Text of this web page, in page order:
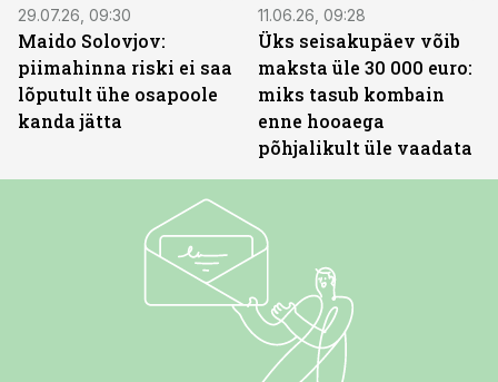
29.07.26, 09:30
Maido Solovjov:
piimahinna riski ei saa
lõputult ühe osapoole
kanda jätta
11.06.26, 09:28
Üks seisakupäev võib
maksta üle 30 000 euro:
miks tasub kombain
enne hooaega
põhjalikult üle vaadata